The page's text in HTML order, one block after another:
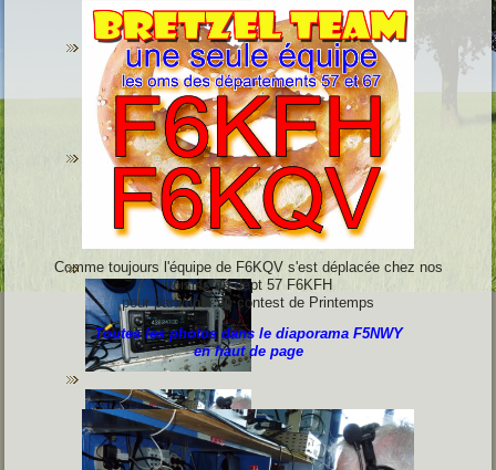
Comme toujours l'équipe de F6KQV s'est déplacée chez nos
voisins du dépt 57 F6KFH
pour participer au contest de Printemps
Toutes les photos dans le diaporama F5NWY
en haut de page